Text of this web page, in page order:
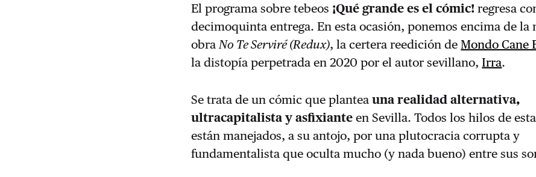
El programa sobre tebeos ¡Qué grande es el cómic! regresa
decimoquinta entrega. En esta ocasión, ponemos encima de la
obraNo Te Serviré (Redux), la certera reedición deMondo Cane
la distopía perpetrada en 2020 por el autor sevillano,Irra.
Se trata de un cómic que planteauna realidad alternativa,
ultracapitalista y asfixiante en Sevilla. Todos los hilos de
están manejados, a su antojo, por una plutocracia corrupta y
fundamentalista que oculta mucho (y nada bueno) entre sus